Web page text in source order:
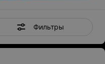
Фильтры